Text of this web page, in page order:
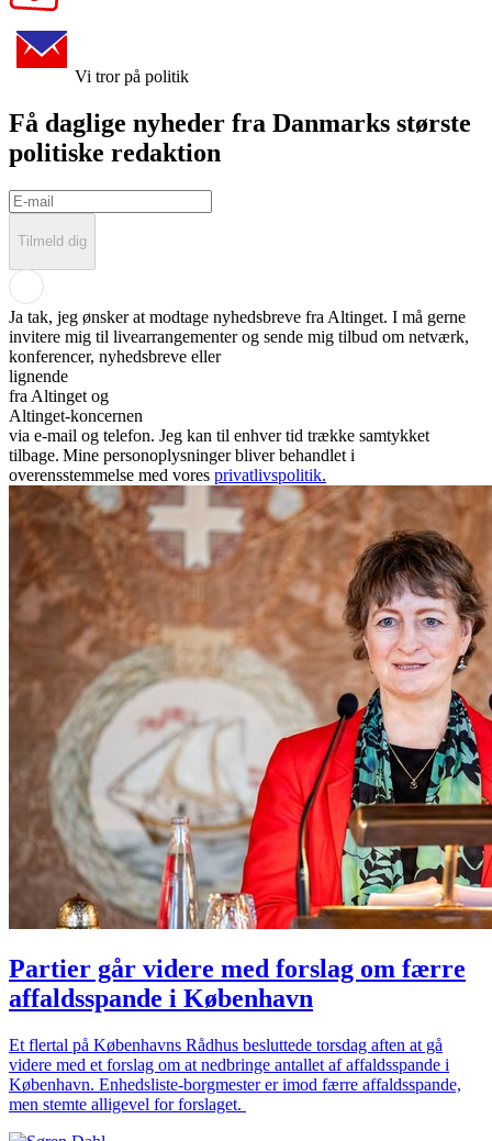
Vi tror på politik
Få daglige nyheder fra Danmarks største
politiske redaktion
Tilmeld dig
Ja tak, jeg ønsker at modtage nyhedsbreve fra Altinget. I må gerne
invitere mig til livearrangementer og sende mig tilbud om netværk,
konferencer, nyhedsbreve eller
lignende
fra Altinget og
Altinget-koncernen
via e-mail og telefon. Jeg kan til enhver tid trække samtykket
tilbage. Mine personoplysninger bliver behandlet i
overensstemmelse med vores privatlivspolitik.
Partier går videre med forslag om færre
affaldsspande i København
Et flertal på Københavns Rådhus besluttede torsdag aften at gå
videre med et forslag om at nedbringe antallet af affaldsspande i
København. Enhedsliste-borgmester er imod færre affaldsspande,
men stemte alligevel for forslaget.